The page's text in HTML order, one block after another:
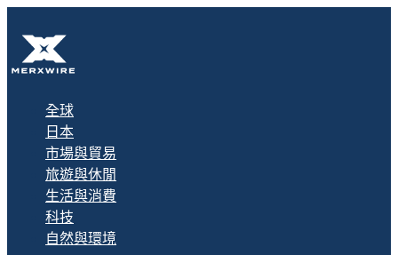
全球
日本
市場與貿易
旅遊與休閒
生活與消費
科技
自然與環境